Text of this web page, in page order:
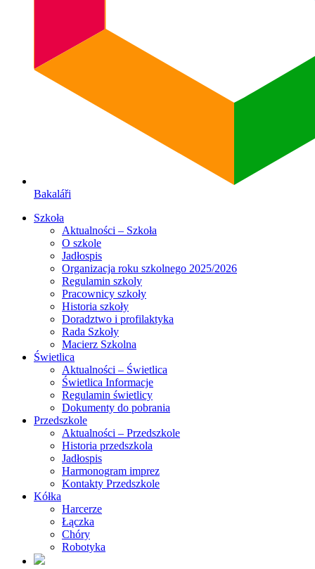
Bakaláři
Szkoła
Aktualności – Szkoła
O szkole
Jadłospis
Organizacja roku szkolnego 2025/2026
Regulamin szkoly
Pracownicy szkoły
Historia szkoły
Doradztwo i profilaktyka
Rada Szkoły
Macierz Szkolna
Świetlica
Aktualności – Świetlica
Świetlica Informacje
Regulamin świetlicy
Dokumenty do pobrania
Przedszkole
Aktualności – Przedszkole
Historia przedszkola
Jadłospis
Harmonogram imprez
Kontakty Przedszkole
Kółka
Harcerze
Łączka
Chóry
Robotyka